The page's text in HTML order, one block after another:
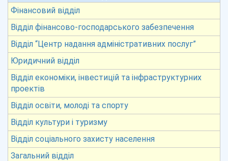
Фінансовий відділ
Відділ фінансово-господарського забезпечення
Відділ “Центр надання адміністративних послуг”
Юридичний відділ
Відділ економіки, інвестицій та інфраструктурних
проектів
Відділ освіти, молоді та спорту
Відділ культури і туризму
Відділ соціального захисту населення
Загальний відділ